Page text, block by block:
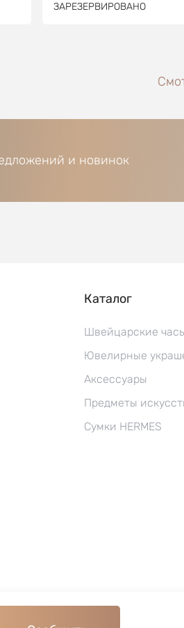
ЗАРЕЗЕРВИРОВАНО
и новинок
Каталог
Швейцарские
Ювелирные
Аксессуары
Предметы
Сумки HERMES